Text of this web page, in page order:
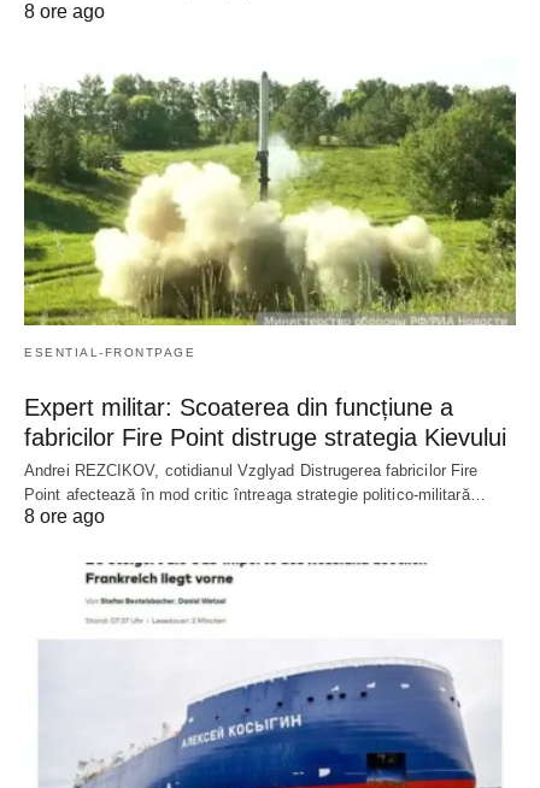
8 ore ago
ESENTIAL-FRONTPAGE
Expert militar: Scoaterea din funcțiune a
fabricilor Fire Point distruge strategia Kievului
Andrei REZCIKOV, cotidianul Vzglyad Distrugerea fabricilor Fire
Point afectează în mod critic întreaga strategie politico-militară…
8 ore ago